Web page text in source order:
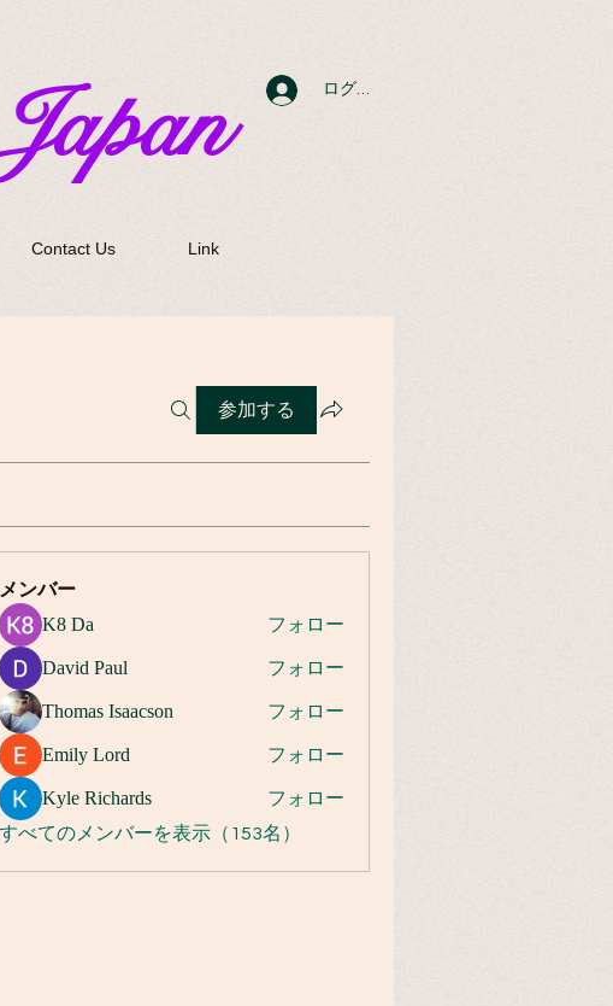
ログイン
Contact Us Link
参加する
メンバー
K8 Da フォロー
David Paul フォロー
Thomas Isaacson フォロー
Emily Lord フォロー
Kyle Richards
フォロー
すべてのメンバーを表示（153名）